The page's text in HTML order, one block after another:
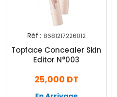
Réf : 8681217226012
Topface Concealer Skin
Editor N°003
25,000 DT